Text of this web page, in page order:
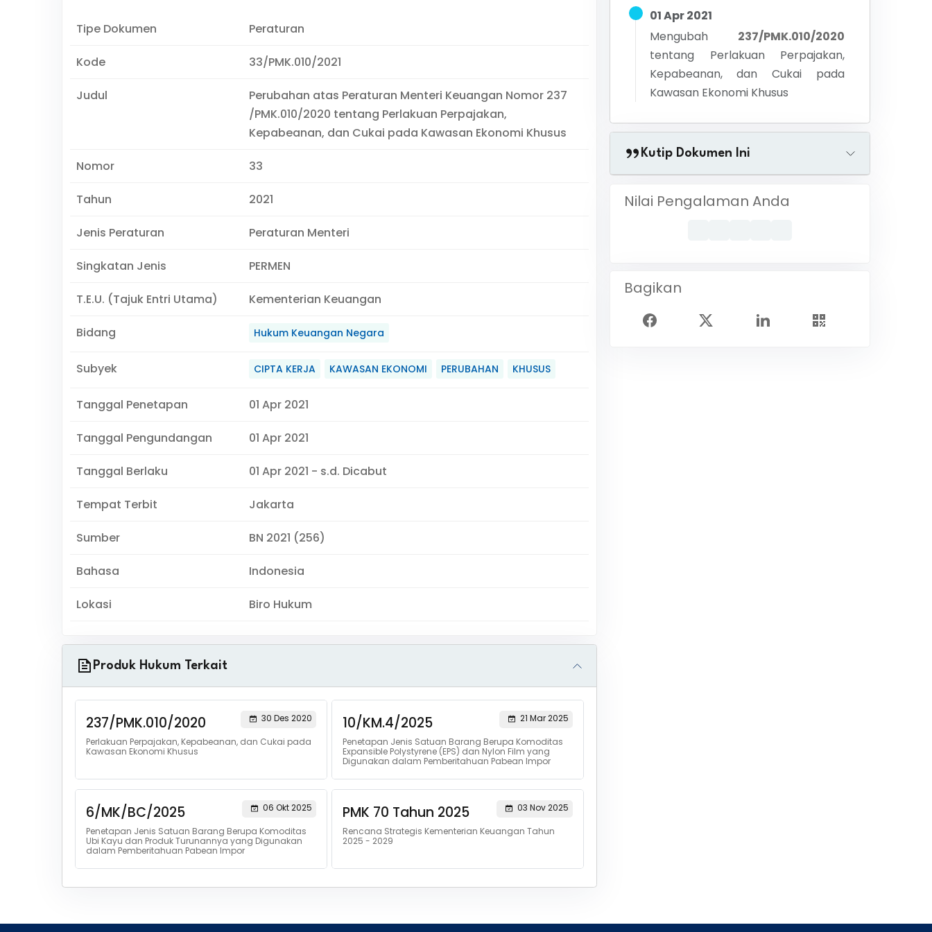
Tipe Dokumen Peraturan
Kode 33/PMK.010/2021
Judul
Perubahan atas Peraturan Menteri Keuangan Nomor 237
/PMK.010/2020 tentang Perlakuan Perpajakan,
Kepabeanan, dan Cukai pada Kawasan Ekonomi Khusus
Nomor 33
Tahun 2021
Jenis Peraturan Peraturan Menteri
Singkatan Jenis PERMEN
T.E.U. (Tajuk Entri Utama) Kementerian Keuangan
Bidang Hukum Keuangan Negara
Subyek CIPTA KERJA KAWASAN EKONOMI PERUBAHAN KHUSUS
Tanggal Penetapan 01 Apr 2021
Tanggal Pengundangan 01 Apr 2021
Tanggal Berlaku 01 Apr 2021 - s.d. Dicabut
Tempat Terbit Jakarta
Sumber BN 2021 (256)
Bahasa Indonesia
Lokasi Biro Hukum
Produk Hukum Terkait
237/PMK.010/2020
30 Des 2020
Perlakuan Perpajakan, Kepabeanan, dan Cukai pada
Kawasan Ekonomi Khusus
10/KM.4/2025
21 Mar 2025
Penetapan Jenis Satuan Barang Berupa Komoditas
Expansible Polystyrene (EPS) dan Nylon Film yang
Digunakan dalam Pemberitahuan Pabean Impor
6/MK/BC/2025
06 Okt 2025
Penetapan Jenis Satuan Barang Berupa Komoditas
Ubi Kayu dan Produk Turunannya yang Digunakan
dalam Pemberitahuan Pabean Impor
PMK 70 Tahun 2025
03 Nov 2025
Rencana Strategis Kementerian Keuangan Tahun
2025 - 2029
01 Apr 2021
Mengubah
237/PMK.010/2020
tentang Perlakuan Perpajakan,
Kepabeanan, dan Cukai pada
Kawasan Ekonomi Khusus
Kutip Dokumen Ini
Nilai Pengalaman Anda
Bagikan